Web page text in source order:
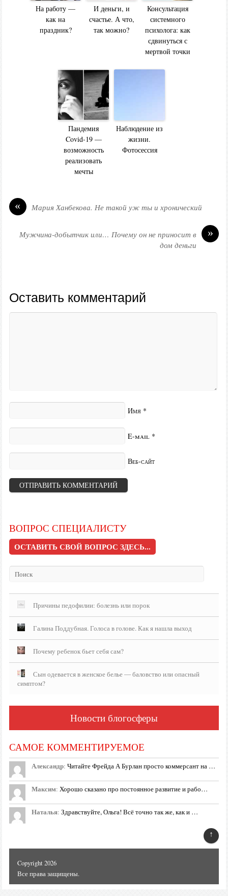
На работу —
как на
праздник?
И деньги, и
счастье. А что,
так можно?
Консультация
системного
психолога: как
сдвинуться с
мертвой точки
Пандемия
Covid-19 —
возможность
реализовать
мечты
Наблюдение из
жизни.
Фотосессия
« Мария Ханбекова. Не такой уж ты и хронический
»
Мужчина-добытчик или… Почему он не приносит в
дом деньги
Оставить комментарий
Имя *
E-mail *
Веб-сайт
ВОПРОС СПЕЦИАЛИСТУ
ОСТАВИТЬ СВОЙ ВОПРОС ЗДЕСЬ...
Причины педофилии: болезнь или порок
Галина Поддубная. Голоса в голове. Как я нашла выход
Почему ребенок бьет себя сам?
Сын одевается в женское белье — баловство или опасный
симптом?
Новости блогосферы
САМОЕ КОММЕНТИРУЕМОЕ
Александр: Читайте Фрейда А Бурлан просто коммерсант на …
Максим: Хорошо сказано про постоянное развитие и рабо…
Наталья: Здравствуйте, Ольга! Всё точно так же, как и …
Copyright 2026
Все права защищены.
↑